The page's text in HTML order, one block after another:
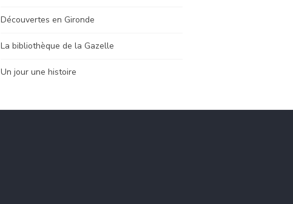
Découvertes en Gironde
La bibliothèque de la Gazelle
Un jour une histoire